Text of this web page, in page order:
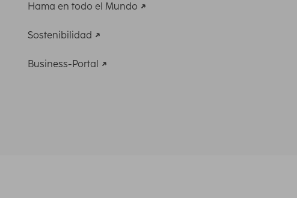
Hama en todo el Mundo
Sostenibilidad
Business-Portal